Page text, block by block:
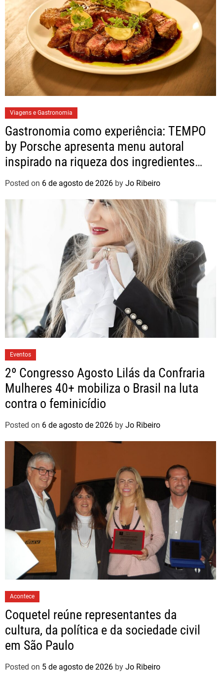
Viagens e Gastronomia
Gastronomia como experiência: TEMPO
by Porsche apresenta menu autoral
inspirado na riqueza dos ingredientes
brasileiros
Posted on 6 de agosto de 2026 by Jo Ribeiro
Eventos
2º Congresso Agosto Lilás da Confraria
Mulheres 40+ mobiliza o Brasil na luta
contra o feminicídio
Posted on 6 de agosto de 2026 by Jo Ribeiro
Acontece
Coquetel reúne representantes da
cultura, da política e da sociedade civil
em São Paulo
Posted on 5 de agosto de 2026 by Jo Ribeiro